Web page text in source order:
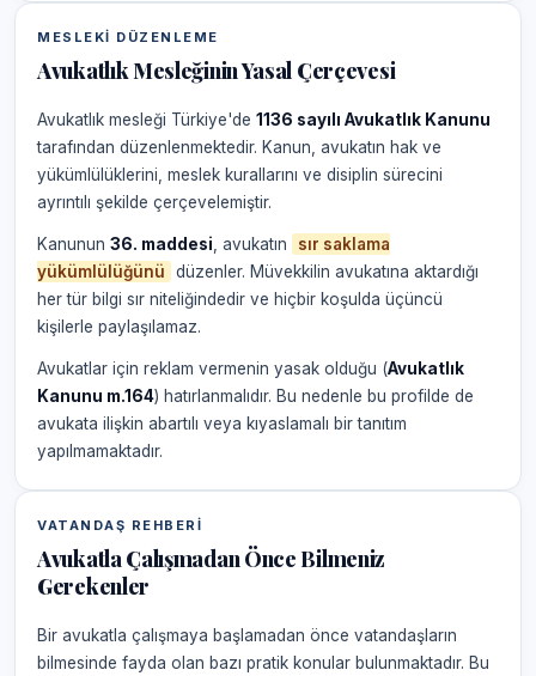
MESLEKI DÜZENLEME
Avukatlık Mesleğinin Yasal Çerçevesi
Avukatlık mesleği Türkiye'de 1136 sayılı Avukatlık Kanunu
tarafından düzenlenmektedir. Kanun, avukatın hak ve
yükümlülüklerini, meslek kurallarını ve disiplin sürecini
ayrıntılı şekilde çerçevelemiştir.
Kanunun 36. maddesi , avukatın
sır saklama
yükümlülüğünü
düzenler. Müvekkilin avukatına aktardığı
her tür bilgi sır niteliğindedir ve hiçbir koşulda üçüncü
kişilerle paylaşılamaz.
Avukatlar için reklam vermenin yasak olduğu (Avukatlık
Kanunu m.164) hatırlanmalıdır. Bu nedenle bu profilde de
avukata ilişkin abartılı veya kıyaslamalı bir tanıtım
yapılmamaktadır.
VATANDAŞ REHBERI
Avukatla Çalışmadan Önce Bilmeniz
Gerekenler
Bir avukatla çalışmaya başlamadan önce vatandaşların
bilmesinde fayda olan bazı pratik konular bulunmaktadır. Bu